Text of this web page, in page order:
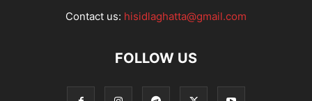
Contact us: hisidlaghatta@gmail.com
FOLLOW US